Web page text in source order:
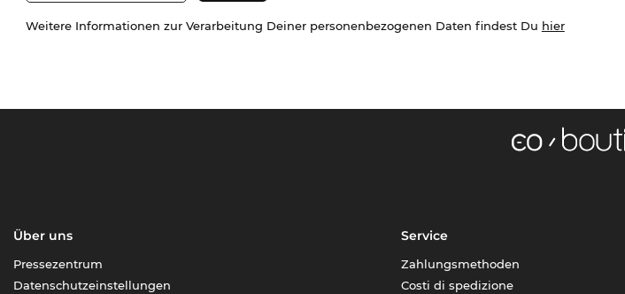
Weitere Informationen zur Verarbeitung Deiner personenbezogenen Daten findest Du hier
Über uns
Pressezentrum
Datenschutzeinstellungen
Service
Zahlungsmethoden
Costi di spedizione